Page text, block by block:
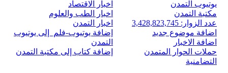
يوتيوب التمدن
مكتبة التمدن
عدد الزوار: 3,428,823,745
اضافة موضوع جديد
اضافة الاخبار
حملات الحوار المتمدن
التضامنية
اخبار الاقتصاد
اخبار الطب والعلوم
اخبار التمدن
إضافة يوتيوب-فلم إلى يوتيوب
التمدن
إضافة كتاب إلى مكتبة التمدن